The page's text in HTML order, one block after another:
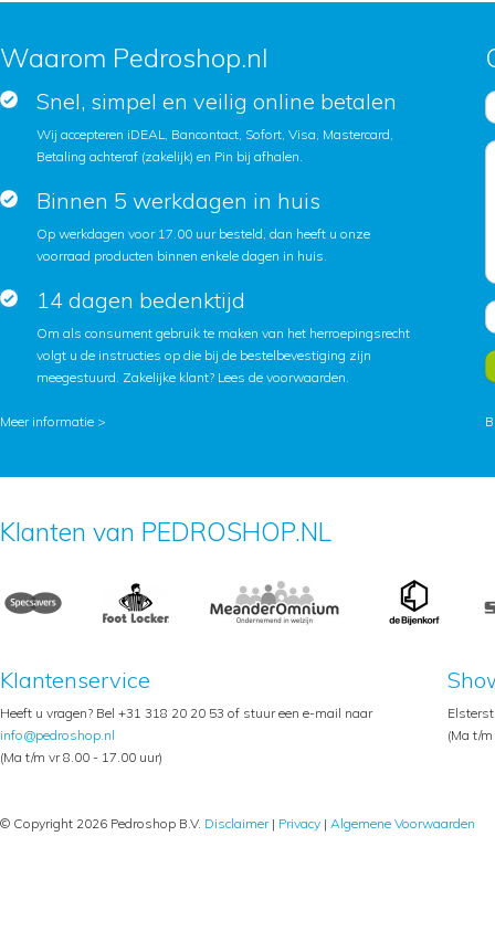
Waarom Pedroshop.nl
Snel, simpel en veilig online betalen
Wij accepteren iDEAL, Bancontact, Sofort, Visa, Mastercard,
Betaling achteraf (zakelijk) en Pin bij afhalen.
Binnen 5 werkdagen in huis
Op werkdagen voor 17.00 uur besteld, dan heeft u onze
voorraad producten binnen enkele dagen in huis.
14 dagen bedenktijd
Om als consument gebruik te maken van het herroepingsrecht
volgt u de instructies op die bij de bestelbevestiging zijn
meegestuurd. Zakelijke klant? Lees de voorwaarden.
Meer informatie >
Klanten van PEDROSHOP.NL
Klantenservice
Heeft u vragen? Bel +31 318 20 20 53 of stuur een e-mail naar
info@pedroshop.nl
(Ma t/m vr 8.00 - 17.00 uur)
(Ma t/
© Copyright 2026 Pedroshop B.V. Disclaimer| Privacy | Algemene Voorwaarden